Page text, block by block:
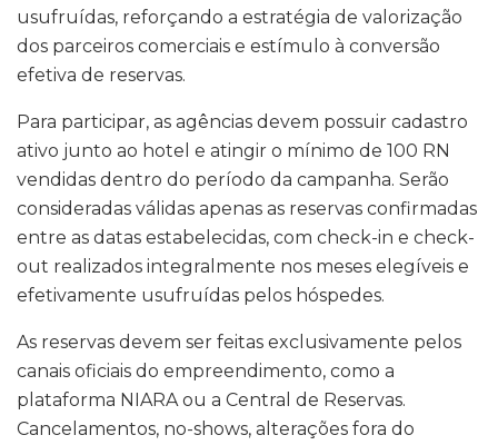
usufruídas, reforçando a estratégia de valorização
dos parceiros comerciais e estímulo à conversão
efetiva de reservas.
Para participar, as agências devem possuir cadastro
ativo junto ao hotel e atingir o mínimo de 100 RN
vendidas dentro do período da campanha. Serão
consideradas válidas apenas as reservas confirmadas
entre as datas estabelecidas, com check-in e check-
out realizados integralmente nos meses elegíveis e
efetivamente usufruídas pelos hóspedes.
As reservas devem ser feitas exclusivamente pelos
canais oficiais do empreendimento, como a
plataforma NIARA ou a Central de Reservas.
Cancelamentos, no-shows, alterações fora do